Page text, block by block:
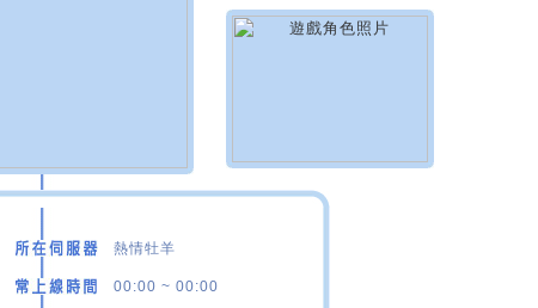
熱情牡羊
00:00 ~ 00:00